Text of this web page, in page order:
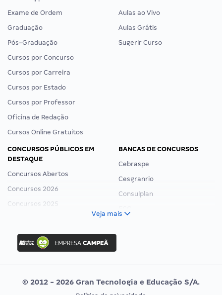
Exame de Ordem
Graduação
Pós-Graduação
Cursos por Concurso
Cursos por Carreira
Cursos por Estado
Cursos por Professor
Oficina de Redação
Cursos Online Gratuitos
Aulas ao Vivo
Aulas Grátis
Sugerir Curso
CONCURSOS PÚBLICOS EM
DESTAQUE
Concursos Abertos
Concursos 2026
Concursos 2025
Concurso Ibama
Concurso MPU
Editais publicados
BANCAS DE CONCURSOS
Cebraspe
Cesgranrio
Consulplan
Vunesp
Veja mais
© 2012 - 2026 Gran Tecnologia e Educação S/A.